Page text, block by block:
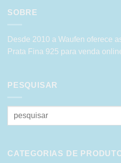
SOBRE
Desde 2010 a Waufen oferece
Prata Fina 925 para venda
PESQUISAR
Pesquisar
por:
CATEGORIAS DE